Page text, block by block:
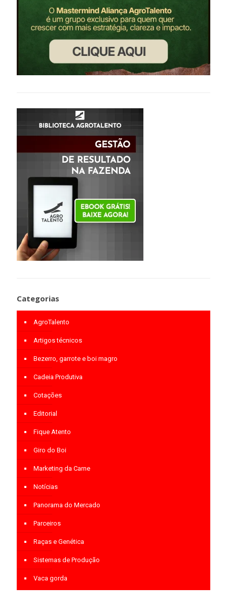
Categorias
AgroTalento
Artigos técnicos
Bezerro, garrote e boi magro
Cadeia Produtiva
Cotações
Editorial
Fique Atento
Giro do Boi
Marketing da Carne
Notícias
Panorama do Mercado
Parceiros
Raças e Genética
Sistemas de Produção
Vaca gorda